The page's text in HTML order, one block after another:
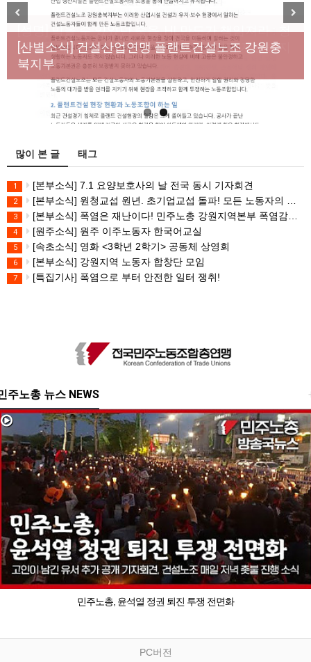
[성명] 막을 수 있었던 죽음, HL만도가 책임져라 : 청
년노동자 사망사고의 철저한 진상규명과 재발방지
대책 마련하라
[산별소식] 건설산업연맹 플랜트건설노조 강원충
북지부
Previous Next
많이 본 글 태그
1 [본부소식] 7.1 요양보호사의 날 전국 동시 기자회견
2 [본부소식] 원청교섭 원년. 초기업교섭 돌파! 모든 노동자의 노동기본권 쟁취! 민주노총 7.15 총파업대회
3 [본부소식] 폭염은 재난이다! 민주노총 강원지역본부 폭염감시단 선포 기자회견
4 [원주소식] 원주 이주노동자 한국어교실
5 [속초소식] 영화 <3학년 2학기> 공동체 상영회
6 [본부소식] 강원지역 노동자 합창단 모임
7 [특집기사] 폭염으로 부터 안전한 일터 쟁취!
주노총 뉴스 NEWS
민주노총, 윤석열 정권 퇴진 투쟁 전면화
PC버전